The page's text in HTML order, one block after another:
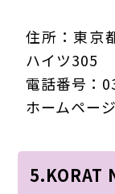
住所：東京
ハイツ305
電話番号：
ホームページ
5.KORAT